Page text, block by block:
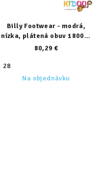
30
Billy Footwear - modrá,
nízka, plátená obuv 18001-
410-normal
80,29 €
28
Na objednávku